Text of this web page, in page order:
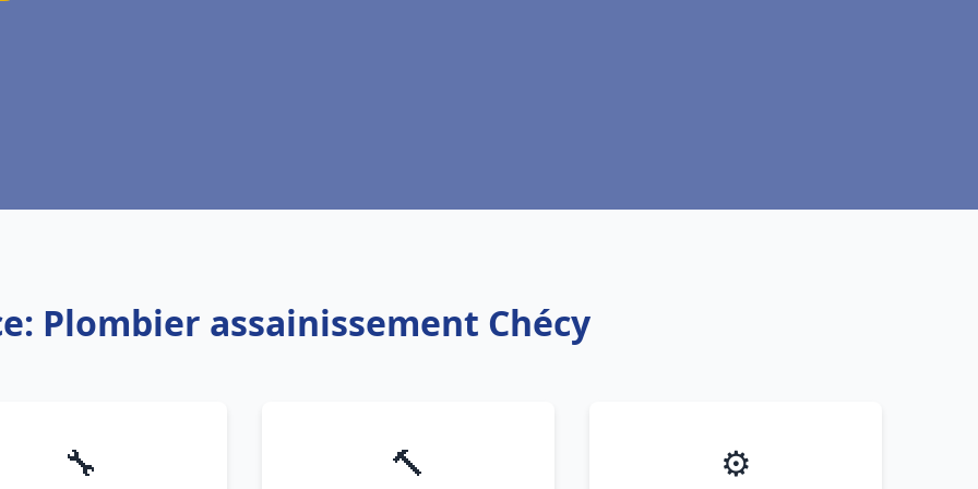
Plombier assainissement Chécy
🔧 🔨 ⚙️